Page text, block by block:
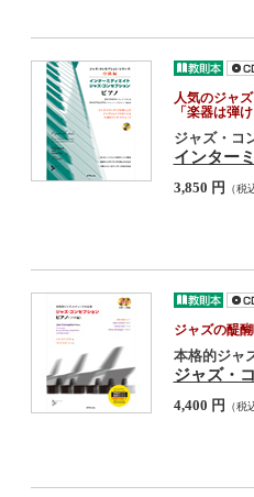
人気のジャ
「楽器は弾
ジャズ・コ
インター
3,850 円 （税
ジャズの醍
本格的ジャ
ジャズ・
4,400 円 （税